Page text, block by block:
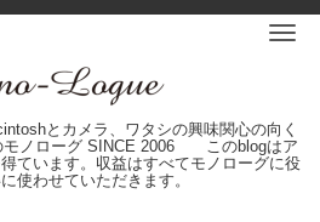
とカメラ、ワタシの興味関心の向く
モノローグ SINCE 2006 このblogはア
ています。収益はすべてモノローグに役
使わせていただきます。